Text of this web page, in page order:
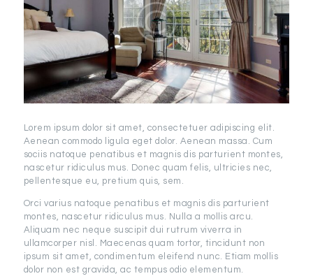
Lorem ipsum dolor sit amet, consectetuer adipiscing elit.
Aenean commodo ligula eget dolor. Aenean massa. Cum
sociis natoque penatibus et magnis dis parturient montes,
nascetur ridiculus mus. Donec quam felis, ultricies nec,
pellentesque eu, pretium quis, sem.
Orci varius natoque penatibus et magnis dis parturient
montes, nascetur ridiculus mus. Nulla a mollis arcu.
Aliquam nec neque suscipit dui rutrum viverra in
ullamcorper nisl. Maecenas quam tortor, tincidunt non
ipsum sit amet, condimentum eleifend nunc. Etiam mollis
dolor non est gravida, ac tempus odio elementum.